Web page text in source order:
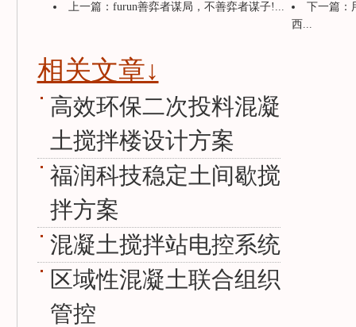
上一篇： furun善弈者谋局，不善弈者谋子!... 下一篇：
西...
相关文章↓
高效环保二次投料混凝
土搅拌楼设计方案
福润科技稳定土间歇搅
拌方案
混凝土搅拌站电控系统
区域性混凝土联合组织
管控